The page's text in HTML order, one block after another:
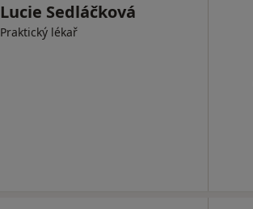
Lucie Sedláčková
Praktický lékař